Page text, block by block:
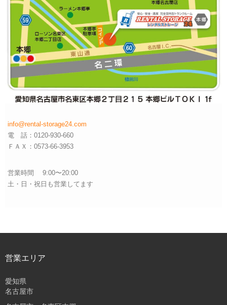
info@rental-storage24.com
電 話：0120-930-660
ＦＡＸ：0573-66-3953
営業時間 9:00〜20:00
土・日・祝日も営業してます
営業エリア
愛知県
名古屋市